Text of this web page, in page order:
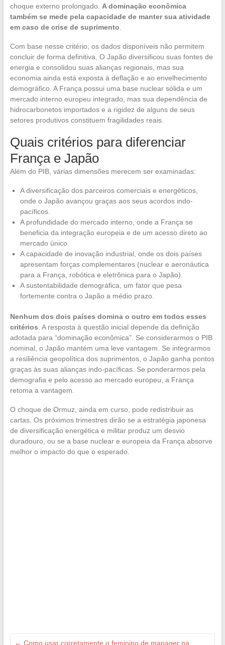
choque externo prolongado. A dominação econômica
também se mede pela capacidade de manter sua atividade
em caso de crise de suprimento
Com base nesse critério, os dados disponíveis não permitem
concluir de forma definitiva. O Japão diversificou suas fontes de
energia e consolidou suas alianças regionais, mas sua
economia ainda está exposta à deflação e ao envelhecimento
demográfico. A França possui uma base nuclear sólida e um
mercado interno europeu integrado, mas sua dependência de
hidrocarbonetos importados e a rigidez de alguns de seus
setores produtivos constituem fragilidades reais.
Quais critérios para diferenciar
França e Japão
Além do PIB, várias dimensões merecem ser examinadas:
A diversificação dos parceiros comerciais e energéticos,
onde o Japão avançou graças aos seus acordos indo-
pacíficos.
A profundidade do mercado interno, onde a França se
beneficia da integração europeia e de um acesso direto ao
mercado único.
A capacidade de inovação industrial, onde os dois países
apresentam forças complementares (nuclear e aeronáutica
para a França, robótica e eletrônica para o Japão).
A sustentabilidade demográfica, um fator que pesa
fortemente contra o Japão a médio prazo.
Nenhum dos dois países domina o outro em todos esses
critérios . A resposta à questão inicial depende da definição
adotada para “dominação econômica”. Se considerarmos o PIB
nominal, o Japão mantém uma leve vantagem. Se integrarmos
a resiliência geopolítica dos suprimentos, o Japão ganha pontos
graças às suas alianças indo-pacíficas. Se ponderarmos pela
demografia e pelo acesso ao mercado europeu, a França
retoma a vantagem.
O choque de Ormuz, ainda em curso, pode redistribuir as
cartas. Os próximos trimestres dirão se a estratégia japonesa
de diversificação energética e militar produz um desvio
duradouro, ou se a base nuclear e europeia da França absorve
melhor o impacto do que o esperado.
← Como usar corretamente o feminino de manager na